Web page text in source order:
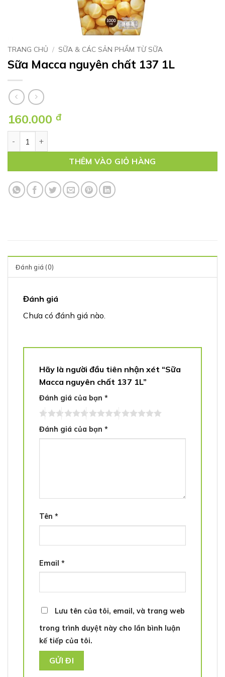
TRANG CHỦ / SỮA & CÁC SẢN PHẨM TỪ SỮA
Sữa Macca nguyên chất 137 1L
160.000 đ
THÊM VÀO GIỎ HÀNG
Đánh giá (0)
Đánh giá
Chưa có đánh giá nào.
Hãy là người đầu tiên nhận xét “Sữa
Macca nguyên chất 137 1L”
Đánh giá của bạn *
Đánh giá của bạn *
Tên *
Email *
Lưu tên của tôi, email, và trang web
trong trình duyệt này cho lần bình luận
kế tiếp của tôi.